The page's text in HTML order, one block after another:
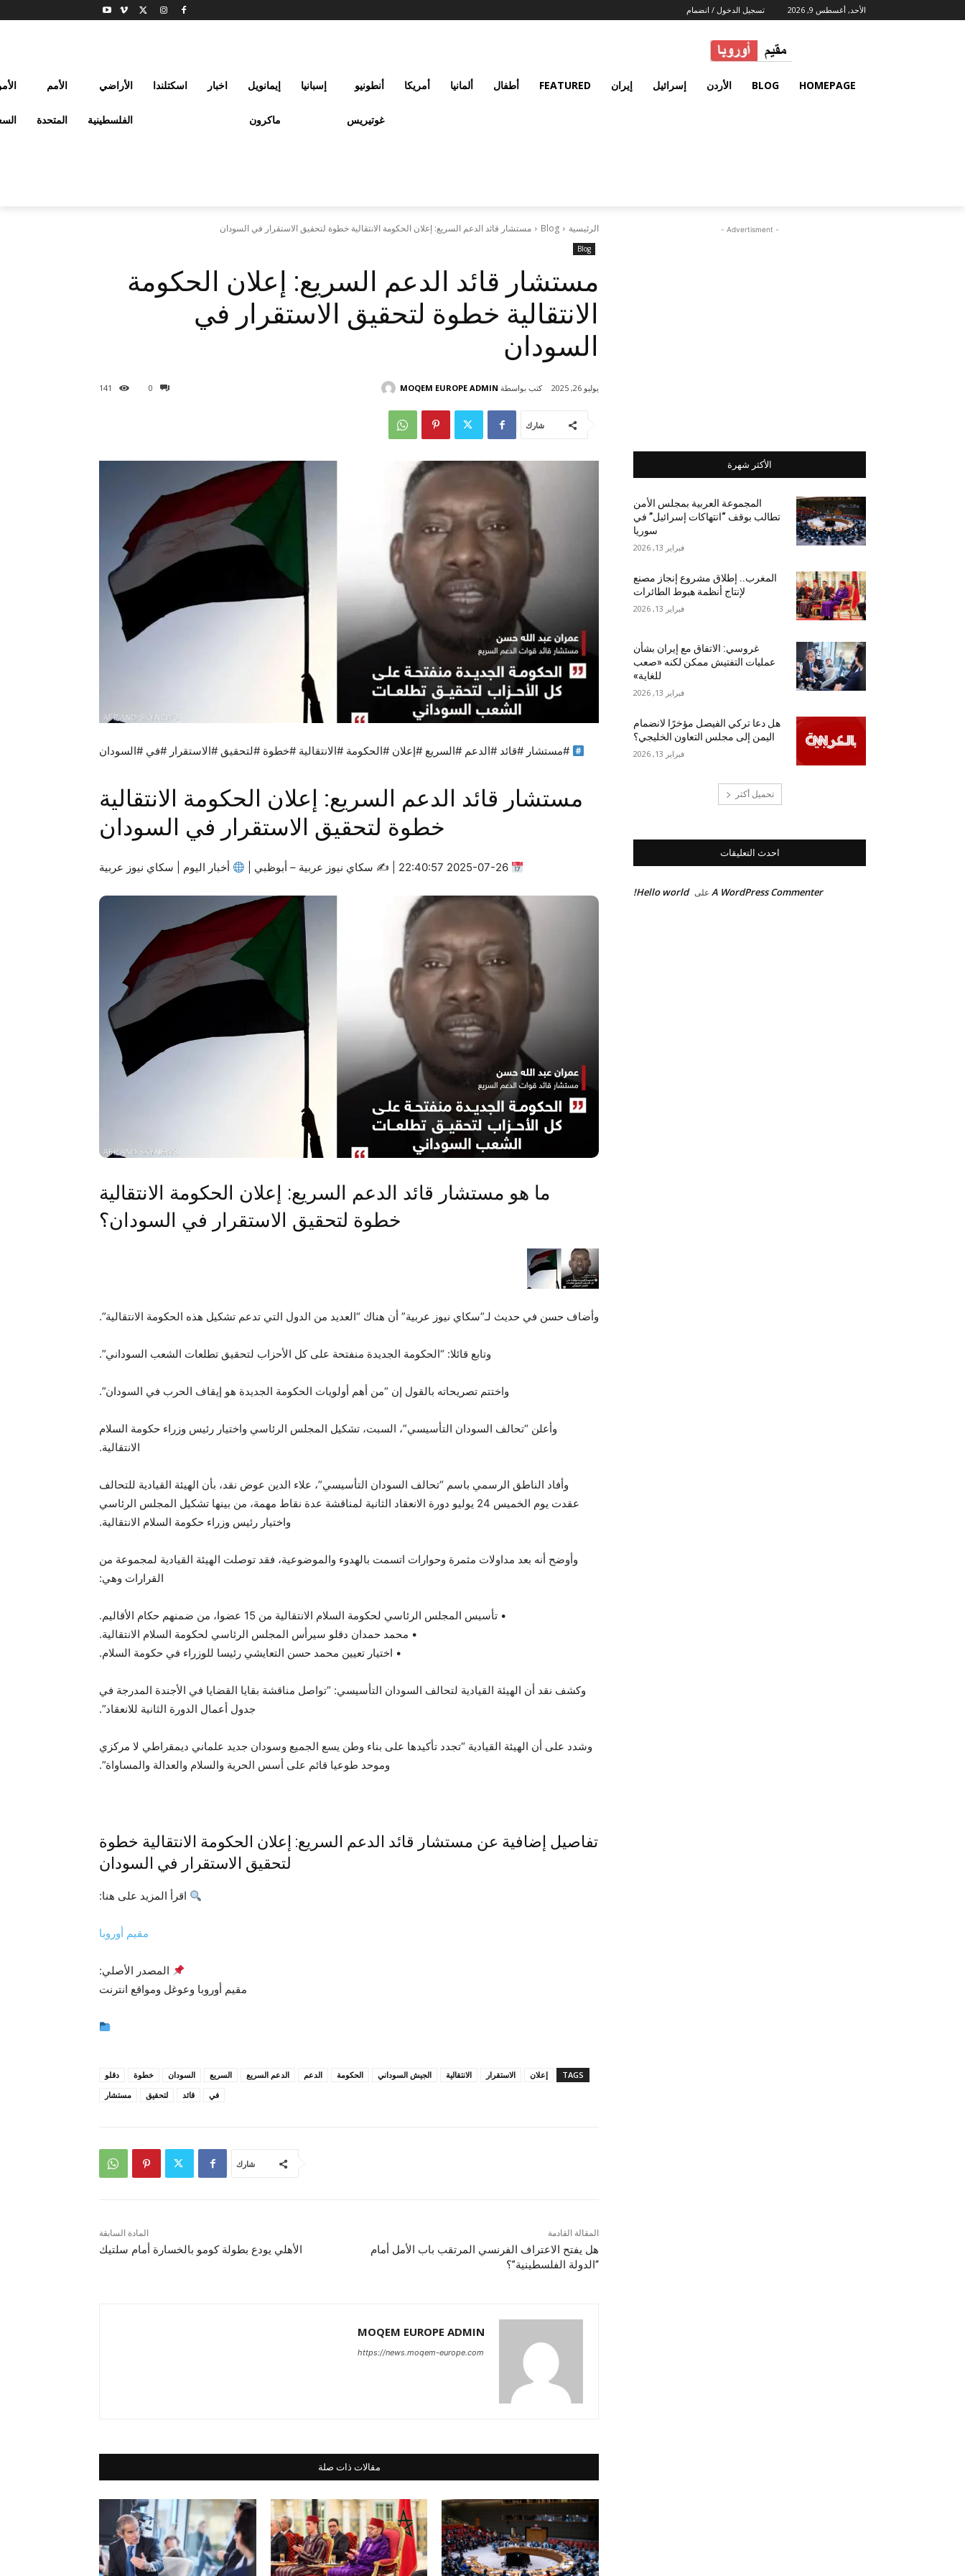
الأحد, أغسطس 9, 2026 تسجيل الدخول / انضمام
HOMEPAGE
BLOG الأردن إسرائيل إيران FEATURED أطفال ألمانيا أمريكا أنطونيو
غوتيريس
إسبانيا إيمانويل
ماكرون
اخبار اسكتلندا الأراضي
الفلسطينية
الأمم
المتحدة
الرئيسية Blog مستشار قائد الدعم السريع: إعلان الحكومة الانتقالية خطوة لتحقيق الاستقرار في السودان
Blog
مستشار قائد الدعم السريع: إعلان الحكومة
الانتقالية خطوة لتحقيق الاستقرار في
السودان
0
141 يوليو 26, 2025 كتب بواسطة MOQEM EUROPE ADMIN
شارك
#مستشار #قائد #الدعم #السريع #إعلان #الحكومة #الانتقالية #خطوة #لتحقيق #الاستقرار #في #السودان
مستشار قائد الدعم السريع: إعلان الحكومة الانتقالية
خطوة لتحقيق الاستقرار في السودان
سكاي نيوز عربية – أبوظبي | أخبار اليوم | سكاي نيوز عربية
ما هو مستشار قائد الدعم السريع: إعلان الحكومة الانتقالية
خطوة لتحقيق الاستقرار في السودان؟
وأضاف حسن في حديث لـ”سكاي نيوز عربية” أن هناك “العديد من الدول التي تدعم تشكيل هذه الحكومة الانتقالية”.
وتابع قائلا: “الحكومة الجديدة منفتحة على كل الأحزاب لتحقيق تطلعات الشعب السوداني”.
واختتم تصريحاته بالقول إن “من أهم أولويات الحكومة الجديدة هو إيقاف الحرب في السودان”.
وأعلن “تحالف السودان التأسيسي”، السبت، تشكيل المجلس الرئاسي واختيار رئيس وزراء حكومة السلام
الانتقالية.
وأفاد الناطق الرسمي باسم “تحالف السودان التأسيسي”، علاء الدين عوض نقد، بأن الهيئة القيادية للتحالف
عقدت يوم الخميس 24 يوليو دورة الانعقاد الثانية لمناقشة عدة نقاط مهمة، من بينها تشكيل المجلس الرئاسي
واختيار رئيس وزراء حكومة السلام الانتقالية.
وأوضح أنه بعد مداولات مثمرة وحوارات اتسمت بالهدوء والموضوعية، فقد توصلت الهيئة القيادية لمجموعة من
القرارات وهي:
• تأسيس المجلس الرئاسي لحكومة السلام الانتقالية من 15 عضوا، من ضمنهم حكام الأقاليم.
• محمد حمدان دقلو سيرأس المجلس الرئاسي لحكومة السلام الانتقالية.
• اختيار تعيين محمد حسن التعايشي رئيسا للوزراء في حكومة السلام.
وكشف نقد أن الهيئة القيادية لتحالف السودان التأسيسي: “تواصل مناقشة بقايا القضايا في الأجندة المدرجة في
جدول أعمال الدورة الثانية للانعقاد”.
وشدد على أن الهيئة القيادية “تجدد تأكيدها على بناء وطن يسع الجميع وسودان جديد علماني ديمقراطي لا مركزي
وموحد طوعيا قائم على أسس الحرية والسلام والعدالة والمساواة”.
تفاصيل إضافية عن مستشار قائد الدعم السريع: إعلان الحكومة الانتقالية خطوة
لتحقيق الاستقرار في السودان
اقرأ المزيد على هنا:
مقيم أوروبا
المصدر الأصلي:
مقيم أوروبا وعوغل ومواقع انترنت
TAGS إعلان الاستقرار الانتقالية الجيش السوداني الحكومة الدعم الدعم السريع السريع السودان خطوة
دقلو
في
قائد لتحقيق مستشار
شارك
المادة السابقة
الأهلي يودع بطولة كومو بالخسارة أمام سلتيك
المقالة القادمة
هل يفتح الاعتراف الفرنسي المرتقب باب الأمل أمام
“الدولة الفلسطينية”؟
MOQEM EUROPE ADMIN
https://news.moqem-europe.com
مقالات ذات صلة
- Advertisment -
الأكثر شهرة
المجموعة العربية بمجلس الأمن
تطالب بوقف “انتهاكات إسرائيل” في
سوريا
فبراير 13, 2026
المغرب.. إطلاق مشروع إنجاز مصنع
لإنتاج أنظمة هبوط الطائرات
فبراير 13, 2026
غروسي: الاتفاق مع إيران بشأن
عمليات التفتيش ممكن لكنه «صعب
للغاية»
فبراير 13, 2026
هل دعا تركي الفيصل مؤخرًا لانضمام
اليمن إلى مجلس التعاون الخليجي؟
فبراير 13, 2026
تحميل أكثر
احدث التعليقات
A WordPress Commenter على Hello world!